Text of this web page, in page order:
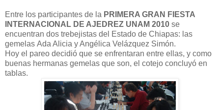
Entre los participantes de la PRIMERA GRAN FIESTA
INTERNACIONAL DE AJEDREZ UNAM 2010 se
encuentran dos trebejistas del Estado de Chiapas: las
gemelas Ada Alicia y Angélica Velázquez Simón.
Hoy el pareo decidió que se enfrentaran entre ellas, y como
buenas hermanas gemelas que son, el cotejo concluyó en
tablas.